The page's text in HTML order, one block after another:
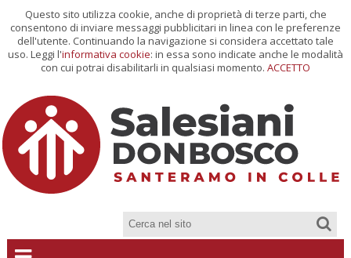
Questo sito utilizza cookie, anche di proprietà di terze parti, che
consentono di inviare messaggi pubblicitari in linea con le preferenze
dell'utente. Continuando la navigazione si considera accettato tale
uso. Leggi l'informativa cookie: in essa sono indicate anche le modalità
con cui potrai disabilitarli in qualsiasi momento. ACCETTO